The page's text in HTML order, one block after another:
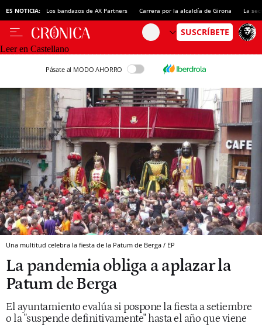
ES NOTICIA: Los bandazos de AX Partners Carrera por la alcaldía de Girona La
Leer en Castellano
Pásate al MODO AHORRO
Una multitud celebra la fiesta de la Patum de Berga / EP
La pandemia obliga a aplazar la
Patum de Berga
El ayuntamiento evalúa si pospone la fiesta a setiembre
o la "suspende definitivamente" hasta el año que viene